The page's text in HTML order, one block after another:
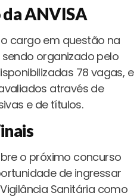
ANVISA
cargo em questão na
sendo organizado pelo
78 vagas, e
através de
e de títulos.
o próximo concurso
de ingressar
Sanitária como